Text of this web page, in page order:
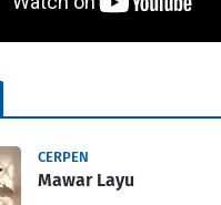
CERPEN
Mawar Layu